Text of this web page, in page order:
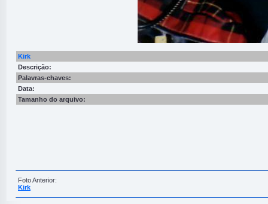
Kirk
Descrição:
Palavras-chaves:
Data:
Tamanho do arquivo:
Foto Anterior:
Kirk